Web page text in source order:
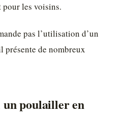
pour les voisins.
pas l’utilisation d’un
de nombreux
poulailler en